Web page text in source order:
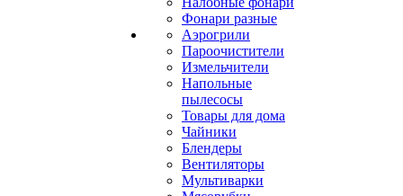
Фонари разные
Аэрогрили
Пароочистители
Измельчители
Напольные
пылесосы
Товары для дома
Чайники
Блендеры
Вентиляторы
Мультиварки